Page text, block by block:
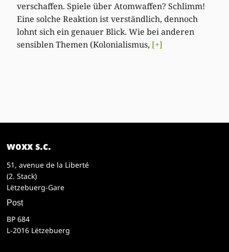
verschaffen. Spiele über Atomwaffen? Schlimm!
Eine solche Reaktion ist verständlich, dennoch
lohnt sich ein genauer Blick. Wie bei anderen
sensiblen Themen (Kolonialismus, [+]
woxx s.c.
51, avenue de la Liberté
(2. Stack)
Lëtzebuerg-Gare
Post
BP 684
L-2016 Lëtzebuerg